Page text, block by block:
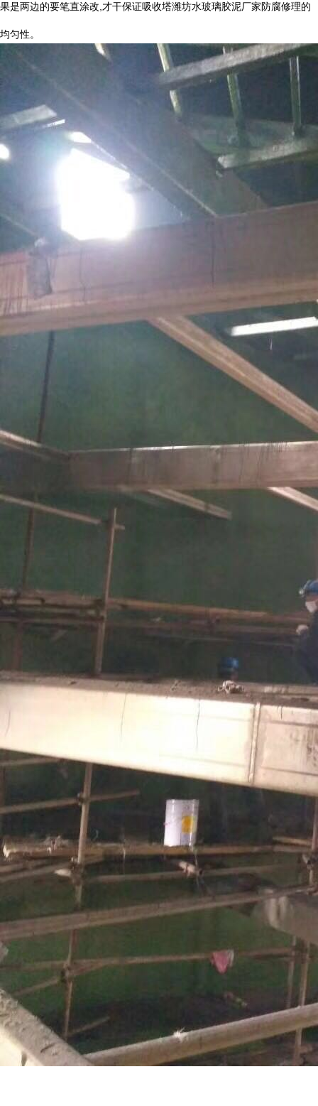
果是两边的要笔直涂改 才干保证吸收塔潍坊水玻璃胶泥厂家防腐修理的
均匀性。